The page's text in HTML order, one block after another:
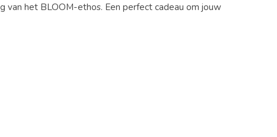
het BLOOM-ethos. Een perfect cadeau om jouw